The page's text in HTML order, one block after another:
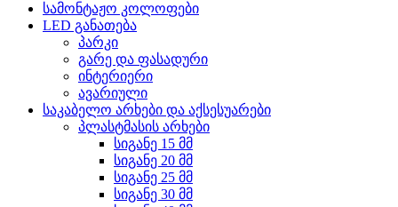
სამონტაჟო კოლოფები
LED განათება
პარკი
გარე და ფასადური
ინტერიერი
ავარიული
საკაბელო არხები და აქსესუარები
პლასტმასის არხები
სიგანე 15 მმ
სიგანე 20 მმ
სიგანე 25 მმ
სიგანე 30 მმ